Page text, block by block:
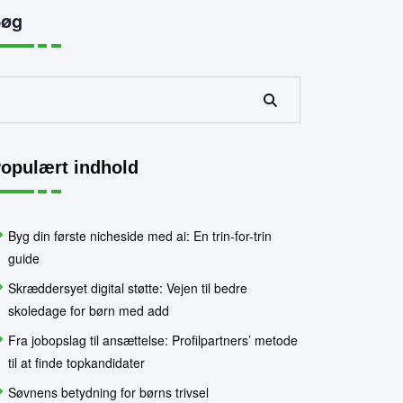
indhold
Byg din første nicheside med ai: En trin-for-trin
guide
Skræddersyet digital støtte: Vejen til bedre
skoledage for børn med add
Fra jobopslag til ansættelse: Profilpartners’ metode
til at finde topkandidater
Søvnens betydning for børns trivsel